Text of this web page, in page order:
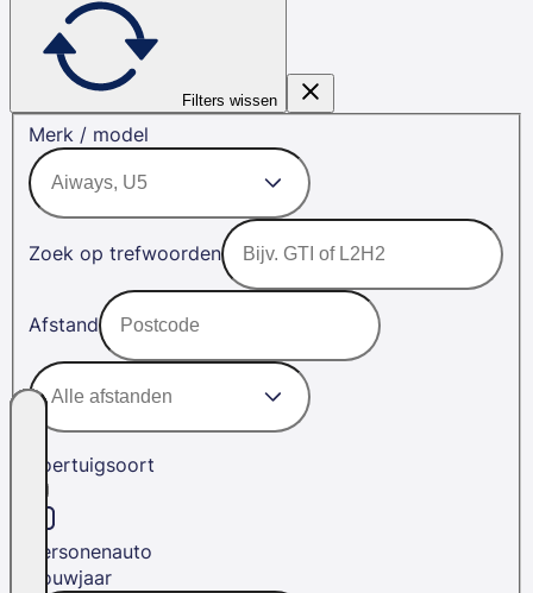
Filters wissen
Merk / model
Zoek op trefwoorden
Afstand
Voertuigsoort
Personenauto
Bouwjaar